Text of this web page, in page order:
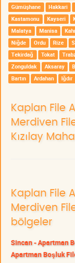
Gümüşhane
Hakkari
Kastamonu
Kayseri
Malatya
Manisa
Niğde
Ordu Rize
Tekirdağ
Tokat
Zonguldak
Aksaray
Bartın
Ardahan Iğdır
Kaplan File
Merdiven
Kızılay
Kaplan File
Merdiven
bölgeler
Sincan - Apartman
Apartman Boşluk